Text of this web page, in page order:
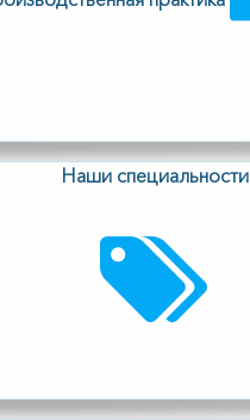
Наши специальности